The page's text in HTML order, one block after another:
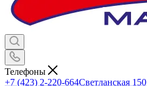
Телефоны
+7 (423) 2-220-664Светланская 150